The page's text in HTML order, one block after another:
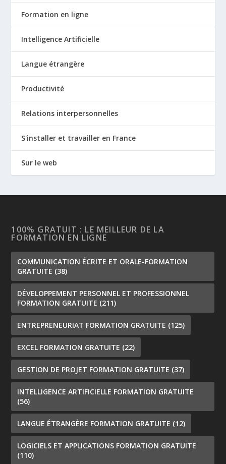
Formation en ligne
Intelligence Artificielle
Langue étrangère
Productivité
Relations interpersonnelles
S'installer et travailler en France
Sur le web
100% GRATUIT : LE MEILLEUR DE LA
FORMATION EN LIGNE
COMMUNICATION ÉCRITE ET ORALE-FORMATION
GRATUITE (38)
DÉVELOPPEMENT PERSONNEL ET PROFESSIONNEL
FORMATION GRATUITE (211)
ENTREPRENEURIAT FORMATION GRATUITE (125)
EXCEL FORMATION GRATUITE (22)
GESTION DE PROJET FORMATION GRATUITE (37)
INTELLIGENCE ARTIFICIELLE FORMATION GRATUITE
(56)
LANGUE ÉTRANGÈRE FORMATION GRATUITE (12)
LOGICIELS ET APPLICATIONS FORMATION GRATUITE
(110)